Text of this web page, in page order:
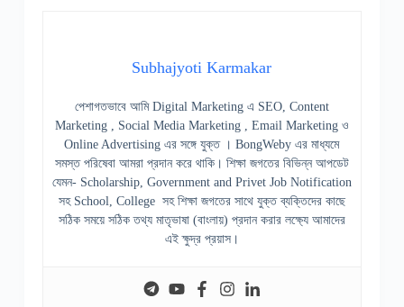
Subhajyoti Karmakar
পেশাগতভাবে আমি Digital Marketing এ SEO, Content
Marketing , Social Media Marketing , Email Marketing ও
Online Advertising এর সঙ্গে যুক্ত । BongWeby এর মাধ্যমে
সমস্ত পরিষেবা আমরা প্রদান করে থাকি। শিক্ষা জগতের বিভিন্ন আপডেট
যেমন- Scholarship, Government and Privet Job Notification
সহ School, College সহ শিক্ষা জগতের সাথে যুক্ত ব্যক্তিদের কাছে
সঠিক সময়ে সঠিক তথ্য মাতৃভাষা (বাংলায়) প্রদান করার লক্ষ্যে আমাদের
এই ক্ষুদ্র প্রয়াস।